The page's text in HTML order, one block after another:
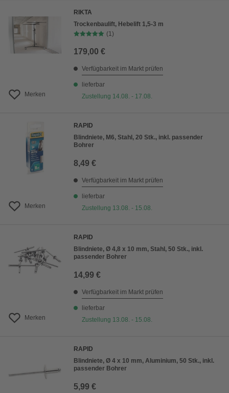
Merken
RIKTA
Trockenbaulift, Hebelift 1,5-3 m
(1)
179,00 €
Verfügbarkeit im Markt prüfen
lieferbar
Zustellung 14.08. - 17.08.
Merken
RAPID
Blindniete, M6, Stahl, 20 Stk., inkl. passender
Bohrer
8,49 €
Verfügbarkeit im Markt prüfen
lieferbar
Zustellung 13.08. - 15.08.
Merken
RAPID
Blindniete, Ø 4,8 x 10 mm, Stahl, 50 Stk., inkl.
passender Bohrer
14,99 €
Verfügbarkeit im Markt prüfen
lieferbar
Zustellung 13.08. - 15.08.
RAPID
Blindniete, Ø 4 x 10 mm, Aluminium, 50 Stk., inkl.
passender Bohrer
5,99 €